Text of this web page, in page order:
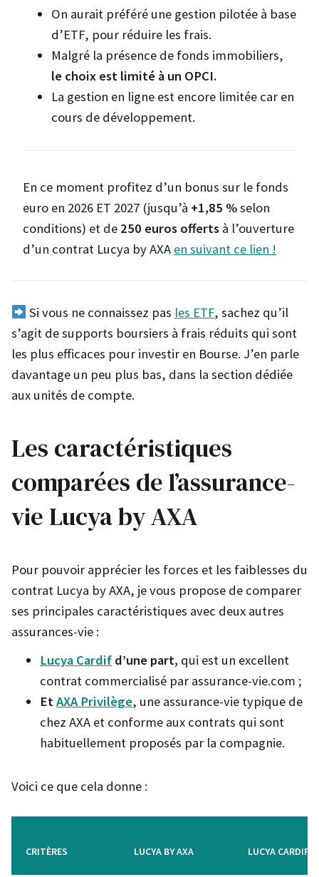
On aurait préféré une gestion pilotée à base
d’ETF, pour réduire les frais.
Malgré la présence de fonds immobiliers,
le choix est limité à un OPCI.
La gestion en ligne est encore limitée car en
cours de développement.
En ce moment profitez d’un bonus sur le fonds
euro en 2026 ET 2027 (jusqu’à +1,85 %selon
conditions) et de 250 euros offerts à l’ouverture
d’un contrat Lucya by AXA en suivant ce lien !
Si vous ne connaissez pas les ETF, sachez qu’il
s’agit de supports boursiers à frais réduits qui sont
les plus efficaces pour investir en Bourse. J’en parle
davantage un peu plus bas, dans la section dédiée
aux unités de compte.
Les caractéristiques
comparées de l’assurance-
vie Lucya by AXA
Pour pouvoir apprécier les forces et les faiblesses du
contrat Lucya by AXA, je vous propose de comparer
ses principales caractéristiques avec deux autres
assurances-vie :
Lucya Cardif d’une part, qui est un excellent
contrat commercialisé par assurance-vie.com ;
EtAXA Privilège, une assurance-vie typique de
chez AXA et conforme aux contrats qui sont
habituellement proposés par la compagnie.
Voici ce que cela donne :
CRITÈRES LUCYA BY AXA LUCYA CARDIF